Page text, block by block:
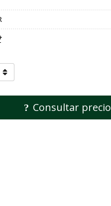
Consultar precio